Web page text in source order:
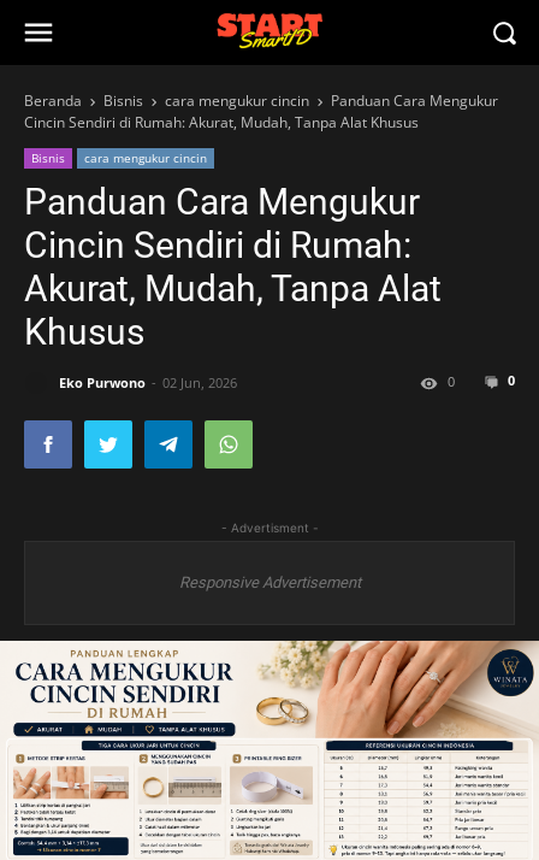
Beranda Bisnis cara mengukur cincin
Panduan Cara Mengukur
Cincin Sendiri di Rumah: Akurat, Mudah, Tanpa Alat Khusus
Bisnis cara mengukur cincin
Panduan Cara Mengukur
Cincin Sendiri di Rumah:
Akurat, Mudah, Tanpa Alat
Khusus
Eko Purwono 02 Jun, 2026 0
0
- Advertisment -
Responsive Advertisement